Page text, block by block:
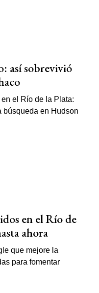
así sobrevivió
en el Río de
ahora